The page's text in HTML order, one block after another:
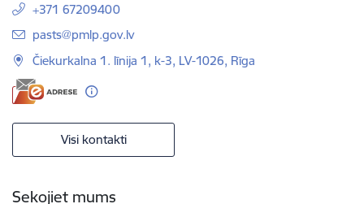
+371 67209400
E-pasts:
pasts@pmlp.gov.lv
Čiekurkalna 1. līnija 1, k-3, LV-1026, Rīga
Visi kontakti
Sekojiet mums